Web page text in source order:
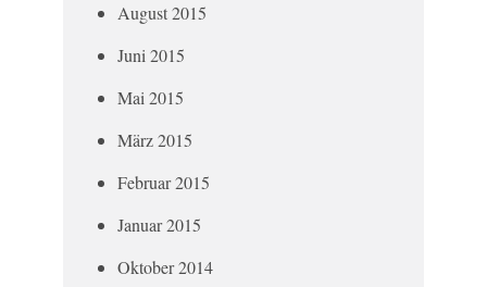
August 2015
Juni 2015
Mai 2015
März 2015
Februar 2015
Januar 2015
Oktober 2014